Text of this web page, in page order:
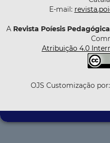
E-mail:
A Revista Poíesis Pedagógica
Atribuição 4.0
OJS Customização por: